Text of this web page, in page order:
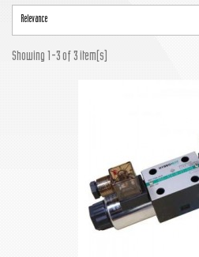
Relevance
Showing 1-3 of 3 item(s)